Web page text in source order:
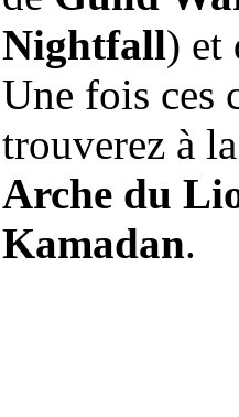
Nightfall) et
Une fois ces
trouverez à
Arche du
Kamadan.